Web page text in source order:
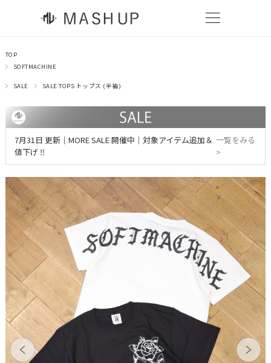
TOP
SOFTMACHINE
SALE SALE TOPS トップス (半袖)
7月31日 更新｜MORE SALE 開催中｜対象アイテム追加＆
値下げ ‼
一覧をみる
>